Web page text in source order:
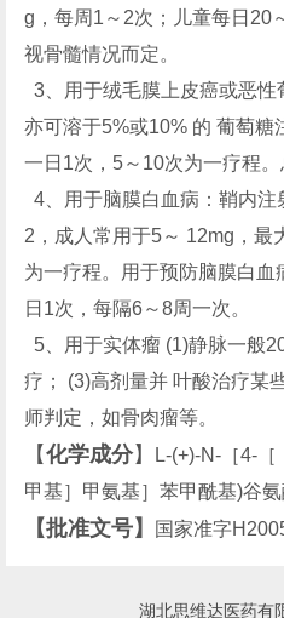
g，每周1～2次；儿童每日20
视骨髓情况而定。
3、用于绒毛膜上皮癌或恶性
亦可溶于5%或10% 的 葡萄糖
一日1次，5～10次为一疗程。
4、用于脑膜白血病：鞘内
2，成人常用于5～ 12mg，最
为一疗程。用于预防脑膜白血
日1次，每隔6～8周一次。
5、用于实体瘤 (1)静脉一般
疗； (3)高剂量并 叶酸治疗某
师判定，如骨肉瘤等。
【化学成分】
L-(+)-N-［4-［
甲基］甲氨基］苯甲酰基)谷氨
【批准文号】 国家准字
湖北思维达医药有